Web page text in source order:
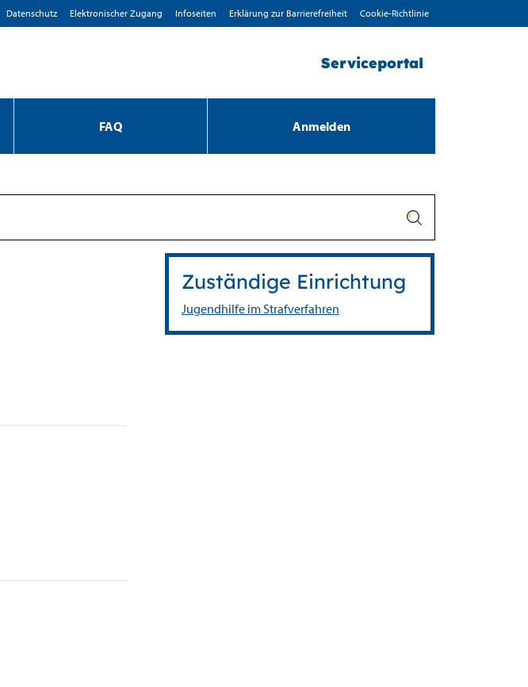
D­atenschutz Elektronischer Zugang Infoseiten Erklärung zur Barrierefreiheit Cookie-Richtlinie
Serviceportal
FAQ Anmelden
Zuständige Einrichtung
Jugendhilfe im Strafverfahren